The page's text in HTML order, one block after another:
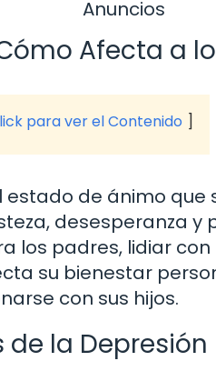
Anuncios
Afecta a
para ver el Contenido
estado de ánimo
desesperanza
los padres, lidiar
su bienestar
con sus hijos.
la Depresión